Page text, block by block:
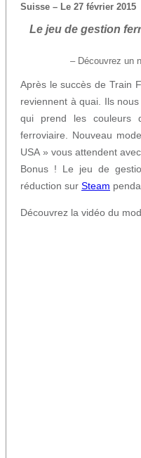
Suisse – Le 27 février 2015
Le jeu de gestion
– Découvrez un
Après le succès de Train
reviennent à quai. Ils
qui prend les couleurs
ferroviaire. Nouveau
USA » vous attendent
Bonus ! Le jeu de
réduction sur Steam
Découvrez la vidéo du